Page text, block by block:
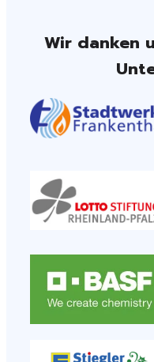
Wir danken